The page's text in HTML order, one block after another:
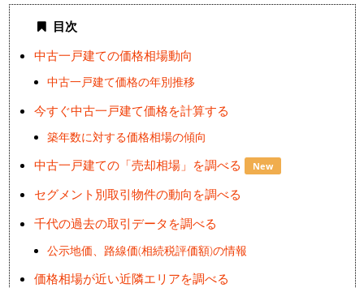
目次
中古一戸建ての価格相場動向
中古一戸建て価格の年別推移
今すぐ中古一戸建て価格を計算する
築年数に対する価格相場の傾向
中古一戸建ての「売却相場」を調べる New
セグメント別取引物件の動向を調べる
千代の過去の取引データを調べる
公示地価、路線価(相続税評価額)の情報
価格相場が近い近隣エリアを調べる